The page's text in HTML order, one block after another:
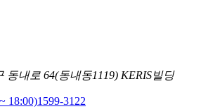
동내로 64(동내동1119) KERIS빌딩
18:00)1599-3122